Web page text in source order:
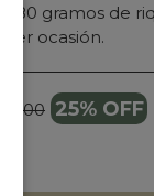
180 gramos de
ocasión.
25% OFF